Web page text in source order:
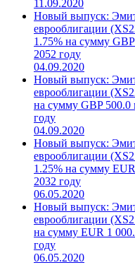
11.09.2020
Новый выпуск:
еврооблигации
1.75% на сумму
2052 году
04.09.2020
Новый выпуск:
еврооблигации
на сумму GBP 500.0
году
04.09.2020
Новый выпуск:
еврооблигации
1.25% на сумму
2032 году
06.05.2020
Новый выпуск:
еврооблигации
на сумму EUR 1
году
06.05.2020